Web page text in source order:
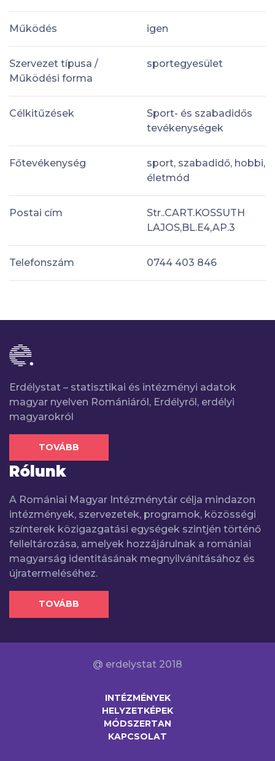
Működés igen
Szervezet típusa /
Működési forma
sportegyesület
Célkitűzések
Sport- és szabadidős
tevékenységek
Főtevékenység
sport, szabadidő, hobbi,
életmód
Postai cím
Str..CART.KOSSUTH
LAJOS,BL.E4,AP.3
Telefonszám 0744 403 846
Erdélystat – statisztikai és intézményi adatok
magyar nyelven Romániáról, Erdélyről, erdélyi
magyarokról
TOVÁBB
Rólunk
A Romániai Magyar Intézménytár célja mindazon
intézmények, szervezetek, programok, közösségi
színterek közigazgatási egységek szintjén történő
felleltározása, amelyek hozzájárulnak a romániai
magyarság identitásának megnyilvánításához és
újratermeléséhez.
TOVÁBB
@ erdelystat 2018
INTÉZMÉNYEK
HELYZETKÉPEK
MÓDSZERTAN
KAPCSOLAT